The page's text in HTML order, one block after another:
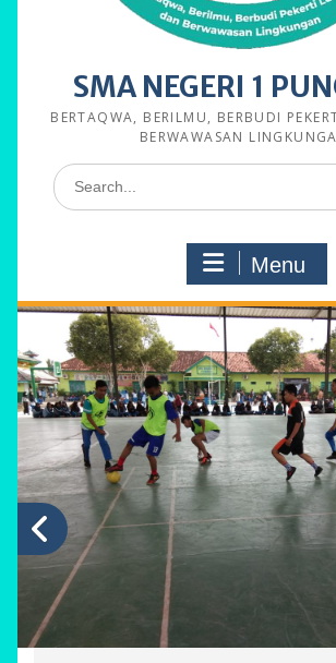
SMA NEGERI 1
BERTAQWA, BERILMU, BERBUDI
BERWAWASAN
Search
for:
Menu